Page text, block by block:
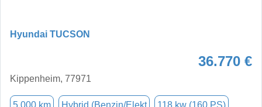
Hyundai TUCSON
36.770 €
Kippenheim, 77971
5.000 km Hybrid (Benzin/Elekt 118 kw (160 PS)